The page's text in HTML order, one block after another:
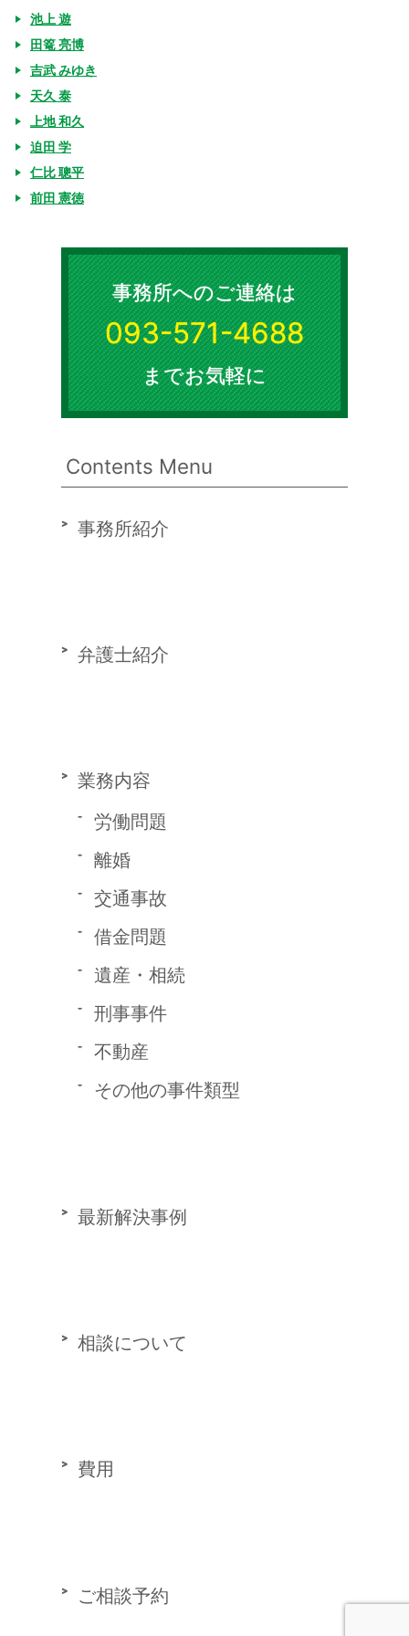
池上 遊
田篭 亮博
吉武 みゆき
天久 泰
上地 和久
迫田 学
仁比 聰平
前田 憲徳
事務所へのご連絡は
093-571-4688
までお気軽に
Contents Menu
事務所紹介
弁護士紹介
業務内容
労働問題
離婚
交通事故
借金問題
遺産・相続
刑事事件
不動産
その他の事件類型
最新解決事例
相談について
費用
ご相談予約